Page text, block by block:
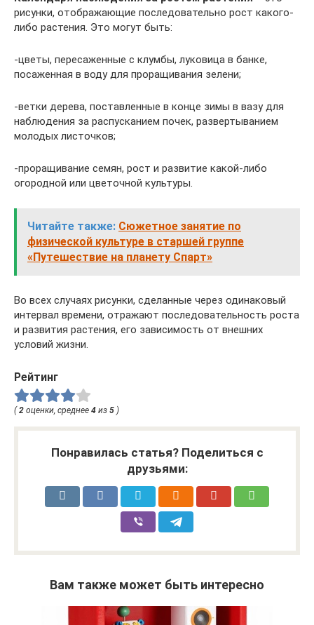
рисунки, отображающие последовательно рост какого-
либо растения. Это могут быть:
-цветы, пересаженные с клумбы, луковица в банке,
посаженная в воду для проращивания зелени;
-ветки дерева, поставленные в конце зимы в вазу для
наблюдения за распусканием почек, развертыванием
молодых листочков;
-проращивание семян, рост и развитие какой-либо
огородной или цветочной культуры.
Читайте также: Сюжетное занятие по
физической культуре в старшей группе
«Путешествие на планету Спарт»
Во всех случаях рисунки, сделанные через одинаковый
интервал времени, отражают последовательность роста
и развития растения, его зависимость от внешних
условий жизни.
Рейтинг
(2 оценки, среднее 4 из 5 )
Понравилась статья? Поделиться с
друзьями:
Вам также может быть интересно